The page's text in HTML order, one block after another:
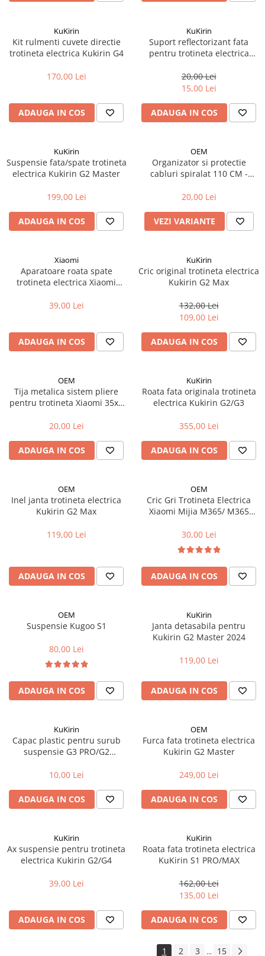
Pedale bicicleta
Cuvete bicicleta
Cabluri si camasi
Frana bicicleta
Placute frana bicicleta
Saboti frana bicicleta
Adaptoare frana bicicleta
Frane pe disc
Frane pe janta
Accesorii frane bicicleta
Roti bicicleta
Accesorii butuci
Jante bicicleta
Sei si tija sa bicicleta
Coliere si cleme sa
Huse sa
Angrenaj pedalier
Schimbator de viteze bicicleta
Schimbatoare fata
Schimbatoare spate
Manete frana bicicleta
Manete schimbator bicicleta
Rulmenti si coronite
Protectii
Rucsaci si borsete ciclism
Manusi bicicleta
Imbracaminte ciclism dama
Trotinete electrice
Scaune
Genti Transport
KuKirin
Kit rulmenti cuvete directie
trotineta electrica Kukirin G4
170,00 Lei
ADAUGA IN COS
KuKirin
Suport reflectorizant fata
pentru trotineta electrica
20,00 Lei
15,00 Lei
ADAUGA IN COS
KuKirin
Suspensie fata/spate trotineta
electrica Kukirin G2 Master
199,00 Lei
ADAUGA IN COS
OEM
Organizator si protectie
cabluri spiralat 110 CM -
20,00 Lei
VEZI VARIANTE
Xiaomi
Aparatoare roata spate
trotineta electrica Xiaomi
39,00 Lei
ADAUGA IN COS
KuKirin
Cric original trotineta electrica
Kukirin G2 Max
132,00 Lei
109,00 Lei
ADAUGA IN COS
OEM
Tija metalica sistem pliere
pentru trotineta Xiaomi 35x5
20,00 Lei
ADAUGA IN COS
KuKirin
Roata fata originala trotineta
electrica Kukirin G2/G3
355,00 Lei
ADAUGA IN COS
OEM
Inel janta trotineta electrica
Kukirin G2 Max
119,00 Lei
ADAUGA IN COS
OEM
Cric Gri Trotineta Electrica
Xiaomi Mijia M365/ M365
30,00 Lei
ADAUGA IN COS
OEM
Suspensie Kugoo S1
80,00 Lei
ADAUGA IN COS
KuKirin
Janta detasabila pentru
Kukirin G2 Master 2024
119,00 Lei
ADAUGA IN COS
KuKirin
Capac plastic pentru surub
suspensie G3 PRO/G2
10,00 Lei
ADAUGA IN COS
OEM
Furca fata trotineta electrica
Kukirin G2 Master
249,00 Lei
ADAUGA IN COS
KuKirin
Ax suspensie pentru trotineta
electrica Kukirin G2/G4
39,00 Lei
ADAUGA IN COS
KuKirin
Roata fata trotineta electrica
KuKirin S1 PRO/MAX
162,00 Lei
135,00 Lei
ADAUGA IN COS
1 2 3 ... 15